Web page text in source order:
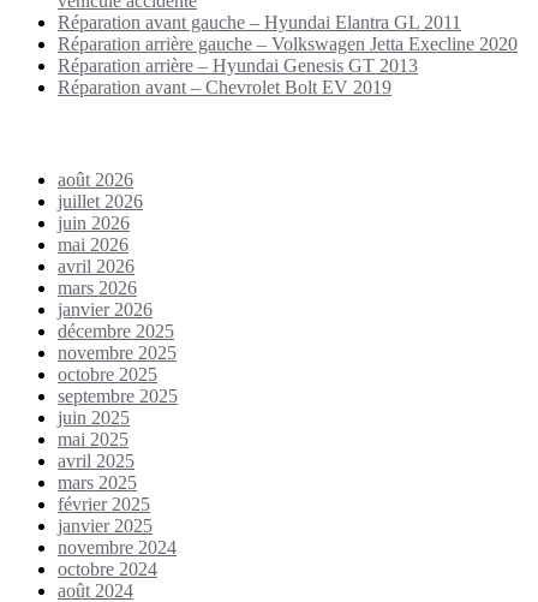
Réparation avant gauche – Hyundai Elantra GL 2011
Réparation arrière gauche – Volkswagen Jetta Execline 2020
Réparation arrière – Hyundai Genesis GT 2013
Réparation avant – Chevrolet Bolt EV 2019
août 2026
juillet 2026
juin 2026
mai 2026
avril 2026
mars 2026
janvier 2026
décembre 2025
novembre 2025
octobre 2025
septembre 2025
juin 2025
mai 2025
avril 2025
mars 2025
février 2025
janvier 2025
novembre 2024
octobre 2024
août 2024